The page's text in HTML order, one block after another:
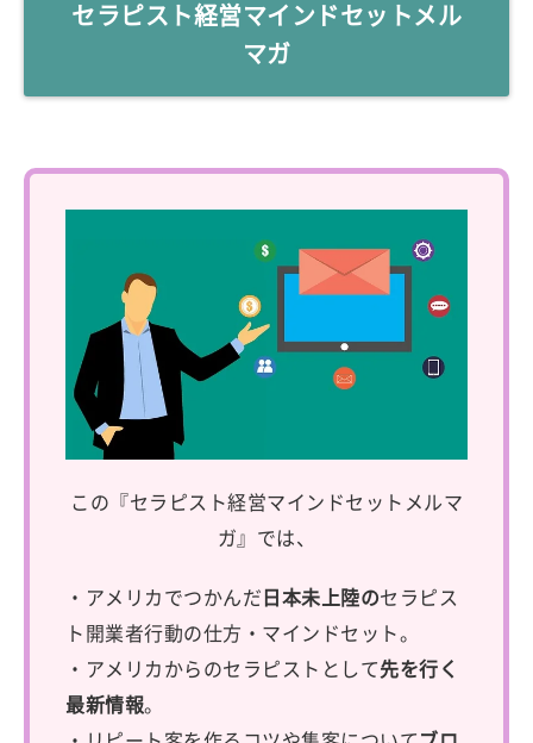
セラピスト経営マインドセットメル
マガ
この『セラピスト経営マインドセットメルマ
ガ』では、
・アメリカでつかんだ日本未上陸のセラピス
ト開業者行動の仕方・マインドセット。
・アメリカからのセラピストとして先を行く
最新情報。